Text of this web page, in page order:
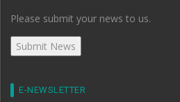
Please submit your news to us.
E-NEWSLETTER